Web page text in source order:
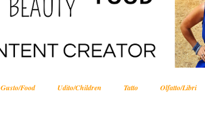
Gusto/Food Udito/Children Tatto Olfatto/Libri